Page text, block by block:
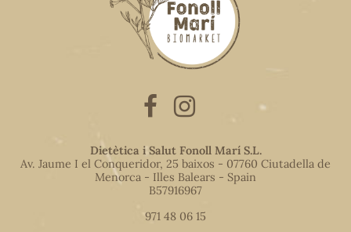
Dietètica i Salut Fonoll Marí S.L.
Av. Jaume I el Conqueridor, 25 baixos - 07760 Ciutadella de
Menorca - Illes Balears - Spain
B57916967
971 48 06 15